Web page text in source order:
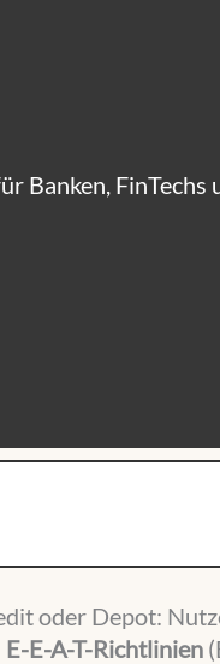
Banken, FinTechs
oder Depot:
E-E-A-T-Richtlinien